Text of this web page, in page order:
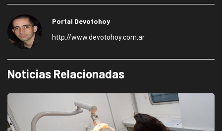
Portal Devotohoy
http://www.devotohoy.com.ar
Noticias Relacionadas